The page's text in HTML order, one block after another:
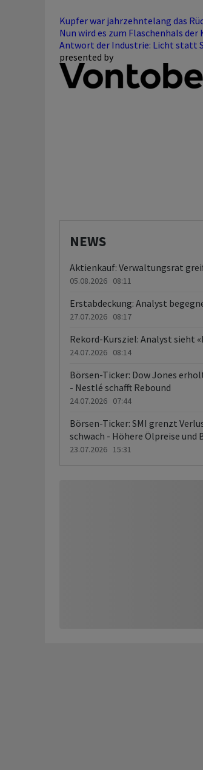
Kupfer war jahrzehntelang das
Nun wird es zum Flaschenhals
Antwort der Industrie: Licht statt
presented by
NEWS
Aktienkauf: Verwaltungsrat
05.08.2026 08:11
Erstabdeckung: Analyst
27.07.2026 08:17
Rekord-Kursziel: Analyst sieht
24.07.2026 08:14
Börsen-Ticker: Dow Jones
- Nestlé schafft Rebound
24.07.2026 07:44
Börsen-Ticker: SMI grenzt
schwach - Höhere Ölpreise
23.07.2026 15:31